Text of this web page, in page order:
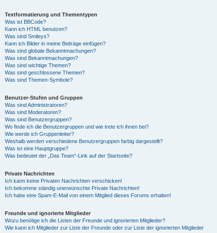
Textformatierung und Thementypen
Was ist BBCode?
Kann ich HTML benutzen?
Was sind Smileys?
Kann ich Bilder in meine Beiträge einfügen?
Was sind globale Bekanntmachungen?
Was sind Bekanntmachungen?
Was sind wichtige Themen?
Was sind geschlossene Themen?
Was sind Themen-Symbole?
Benutzer-Stufen und Gruppen
Was sind Administratoren?
Was sind Moderatoren?
Was sind Benutzergruppen?
Wo finde ich die Benutzergruppen und wie trete ich ihnen bei?
Wie werde ich Gruppenleiter?
Weshalb werden verschiedene Benutzergruppen farbig dargestellt?
Was ist eine Hauptgruppe?
Was bedeutet der „Das Team“-Link auf der Startseite?
Private Nachrichten
Ich kann keine Privaten Nachrichten verschicken!
Ich bekomme ständig unerwünschte Private Nachrichten!
Ich habe eine Spam-E-Mail von einem Mitglied dieses Forums erhalten!
Freunde und ignorierte Mitglieder
Wozu benötige ich die Listen der Freunde und ignorierten Mitglieder?
Wie kann ich Mitglieder zur Liste der Freunde oder zur Liste der ignorierten Mitglieder